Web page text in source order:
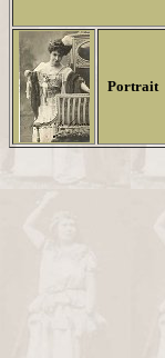
Portrait